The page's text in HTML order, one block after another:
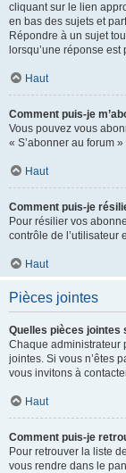
cliquant sur le lien
en bas des sujets et
Répondre à un sujet
lorsqu’une réponse
Haut
Comment puis-je
Vous pouvez vous
« S’abonner au forum
Haut
Comment puis-je
Pour résilier vos
contrôle de l’utilisateur
Haut
Pièces jointes
Quelles pièces jointes
Chaque administrateur
jointes. Si vous n’êtes
vous invitons à
Haut
Comment puis-je
Pour retrouver la liste
vous rendre dans le